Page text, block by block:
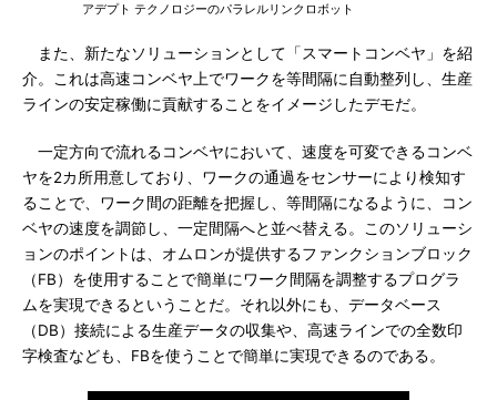
アデプト テクノロジーのパラレルリンクロボット
また、新たなソリューションとして「スマートコンベヤ」を紹
介。これは高速コンベヤ上でワークを等間隔に自動整列し、生産
ラインの安定稼働に貢献することをイメージしたデモだ。
一定方向で流れるコンベヤにおいて、速度を可変できるコンベ
ヤを2カ所用意しており、ワークの通過をセンサーにより検知す
ることで、ワーク間の距離を把握し、等間隔になるように、コン
ベヤの速度を調節し、一定間隔へと並べ替える。このソリューシ
ョンのポイントは、オムロンが提供するファンクションブロック
（FB）を使用することで簡単にワーク間隔を調整するプログラ
ムを実現できるということだ。それ以外にも、データベース
（DB）接続による生産データの収集や、高速ラインでの全数印
字検査なども、FBを使うことで簡単に実現できるのである。